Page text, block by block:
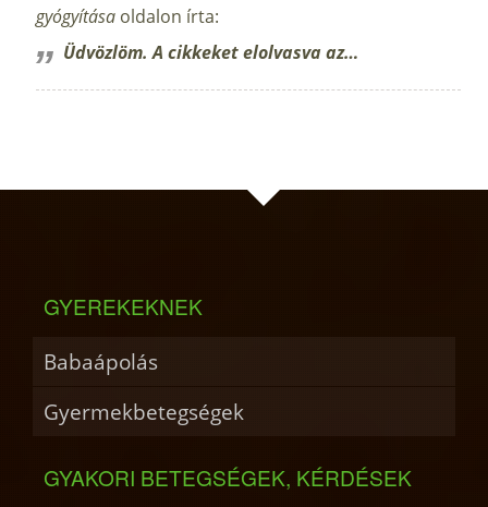
gyógyítása oldalon írta:
Üdvözlöm. A cikkeket elolvasva az…
GYEREKEKNEK
Babaápolás
Gyermekbetegségek
GYAKORI BETEGSÉGEK, KÉRDÉSEK